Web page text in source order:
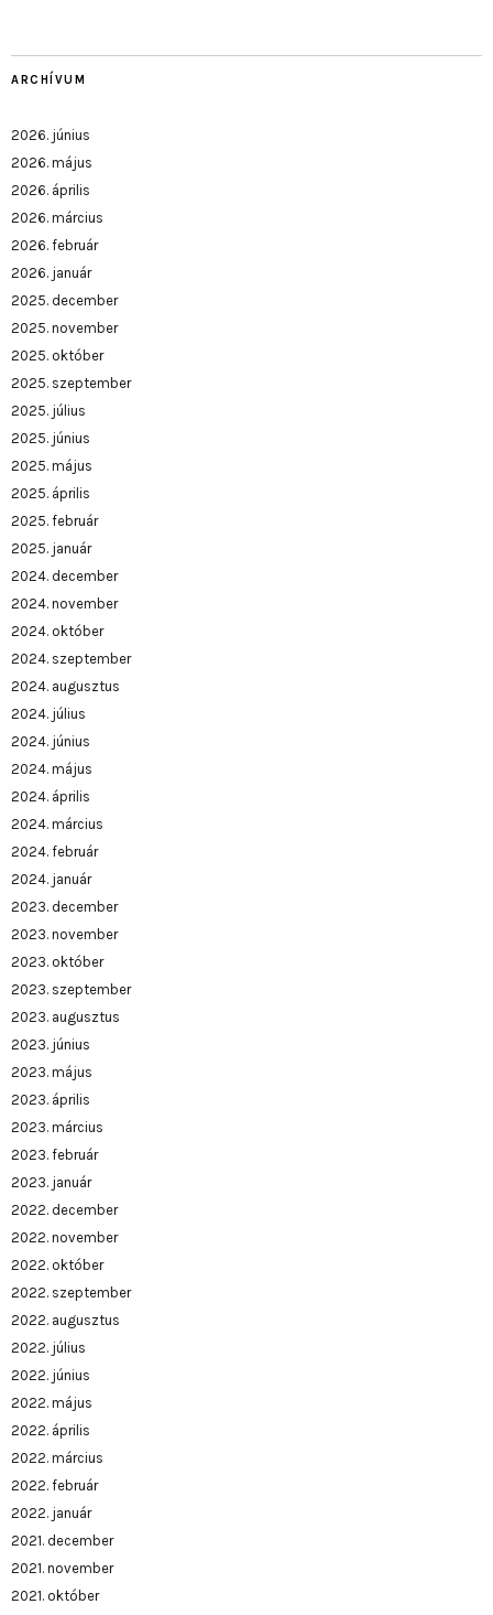
ARCHÍVUM
2026. június
2026. május
2026. április
2026. március
2026. február
2026. január
2025. december
2025. november
2025. október
2025. szeptember
2025. július
2025. június
2025. május
2025. április
2025. február
2025. január
2024. december
2024. november
2024. október
2024. szeptember
2024. augusztus
2024. július
2024. június
2024. május
2024. április
2024. március
2024. február
2024. január
2023. december
2023. november
2023. október
2023. szeptember
2023. augusztus
2023. június
2023. május
2023. április
2023. március
2023. február
2023. január
2022. december
2022. november
2022. október
2022. szeptember
2022. augusztus
2022. július
2022. június
2022. május
2022. április
2022. március
2022. február
2022. január
2021. december
2021. november
2021. október